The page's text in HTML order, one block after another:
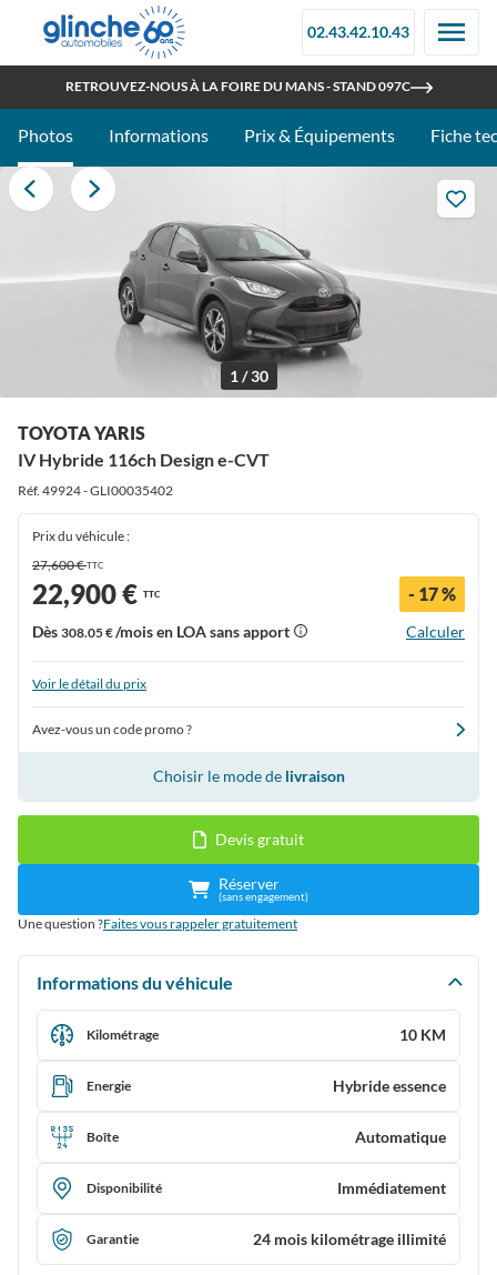
02.43.42.10.43
RETROUVEZ-NOUS À LA FOIRE DU MANS - STAND 097C
OUVERT TOUT L'ÉTÉ
Photos Informations Prix & Équipements Fiche
1 / 30
TOYOTA YARIS
IV Hybride 116ch Design e-CVT
Réf. 49924 - GLI00035402
Prix du véhicule :
27,600 €TTC
22,900 € TTC - 17 %
Dès 308.05 €/mois en LOA sans apport Calculer
Voir le détail du prix
Avez-vous un code promo ?
Choisir le mode de livraison
Devis gratuit
Réserver
(sans engagement)
Une question ?Faites vous rappeler gratuitement
Informations du véhicule
Kilométrage 10 KM
Energie Hybride essence
Boîte Automatique
Disponibilité Immédiatement
Garantie 24 mois kilométrage illimité